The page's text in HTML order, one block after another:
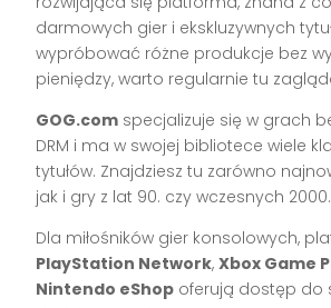
darmowych gier i ekskluzywnych
wypróbować różne produkcje bez
pieniędzy, warto regularnie tu
GOG.com specjalizuje się w grach
DRM i ma w swojej bibliotece wiele
tytułów. Znajdziesz tu zarówno
jak i gry z lat 90. czy wczesnych 2000.
Dla miłośników gier konsolowych,
PlayStation Network,Xbox Game
Nintendo eShop oferują dostęp do